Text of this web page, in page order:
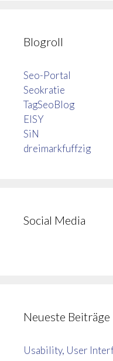
Blogroll
Seo-Portal
Seokratie
TagSeoBlog
EISY
SiN
dreimarkfuffzig
Social Media
Neueste Beiträge
Usability, User